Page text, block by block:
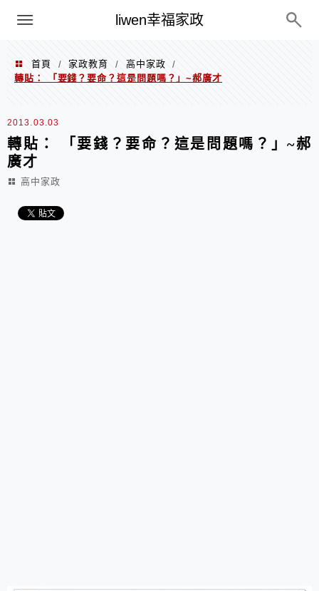
liwen幸福家政
menu
首頁 / 家政教育 / 高中家政
/
轉貼： 「要錢？要命？這是問題嗎？」~郝廣才
2013.03.03
轉貼： 「要錢？要命？這是問題嗎？」~郝
廣才
高中家政